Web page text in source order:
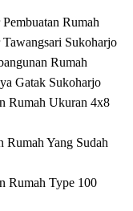
Rumah
Sukoharjo
Rumah
Gatak Sukoharjo
Rumah Ukuran 4x8
Rumah Yang Sudah
Rumah Type 100